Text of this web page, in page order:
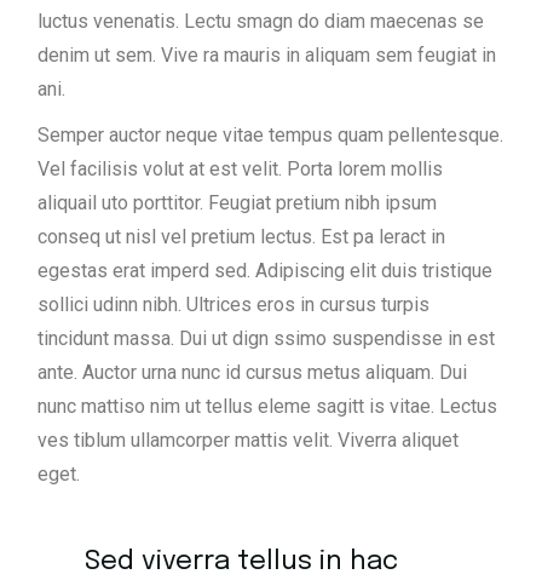
luctus venenatis. Lectu smagn do diam maecenas se
denim ut sem. Vive ra mauris in aliquam sem feugiat in
ani.
Semper auctor neque vitae tempus quam pellentesque.
Vel facilisis volut at est velit. Porta lorem mollis
aliquail uto porttitor. Feugiat pretium nibh ipsum
conseq ut nisl vel pretium lectus. Est pa leract in
egestas erat imperd sed. Adipiscing elit duis tristique
sollici udinn nibh. Ultrices eros in cursus turpis
tincidunt massa. Dui ut dign ssimo suspendisse in est
ante. Auctor urna nunc id cursus metus aliquam. Dui
nunc mattiso nim ut tellus eleme sagitt is vitae. Lectus
ves tiblum ullamcorper mattis velit. Viverra aliquet
eget.
Sed viverra tellus in hac